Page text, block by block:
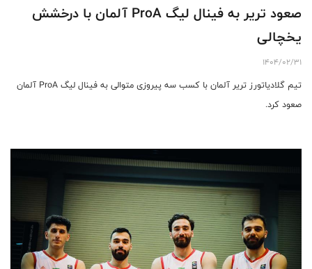
صعود تریر به فینال لیگ ProA آلمان با درخشش
یخچالی
1404/02/31
تیم گلادیاتورز تریر آلمان با کسب سه پیروزی متوالی به فینال لیگ ProA آلمان
صعود کرد.